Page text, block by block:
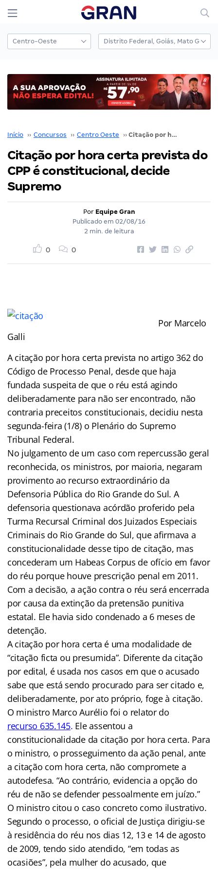
Início ›› Concursos ›› Centro Oeste ›› Citação por hora certa prevista do CPP é constitucional, decide Supremo
Citação por hora certa prevista do
CPP é constitucional, decide
Supremo
Por Equipe Gran
Publicado em 02/08/16
2 min. de leitura
0 0
Por Marcelo
Galli
A citação por hora certa prevista no artigo 362 do
Código de Processo Penal, desde que haja
fundada suspeita de que o réu está agindo
deliberadamente para não ser encontrado, não
contraria preceitos constitucionais, decidiu nesta
segunda-feira (1/8) o Plenário do Supremo
Tribunal Federal.
No julgamento de um caso com repercussão geral
reconhecida, os ministros, por maioria, negaram
provimento ao recurso extraordinário da
Defensoria Pública do Rio Grande do Sul. A
defensoria questionava acórdão proferido pela
Turma Recursal Criminal dos Juizados Especiais
Criminais do Rio Grande do Sul, que afirmava a
constitucionalidade desse tipo de citação, mas
concederam um Habeas Corpus de ofício em favor
do réu porque houve prescrição penal em 2011.
Com a decisão, a ação contra o réu será encerrada
por causa da extinção da pretensão punitiva
estatal. Ele havia sido condenado a 6 meses de
detenção.
A citação por hora certa é uma modalidade de
“citação ficta ou presumida”. Diferente da citação
por edital, é usada nos casos em que o acusado
sabe que está sendo procurado para ser citado e,
deliberadamente, por ato próprio, foge à citação.
O ministro Marco Aurélio foi o relator do
recurso 635.145. Ele assentou a
constitucionalidade da citação por hora certa. Para
o ministro, o prosseguimento da ação penal, ante
a citação com hora certa, não compromete a
autodefesa. “Ao contrário, evidencia a opção do
réu de não se defender pessoalmente em juízo.”
O ministro citou o caso concreto como ilustrativo.
Segundo o processo, o oficial de Justiça dirigiu-se
à residência do réu nos dias 12, 13 e 14 de agosto
de 2009, tendo sido atendido, “em todas as
ocasiões”, pela mulher do acusado, que